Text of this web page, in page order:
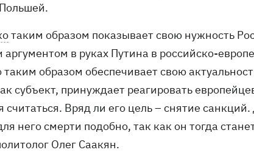
таким образом показывает свою нужность
аргументом в руках Путина в российско-
образом обеспечивает свою
субъект, принуждает реагировать
считаться. Вряд ли его цель – снятие
него смерти подобно, так как он тогда
Олег Саакян.